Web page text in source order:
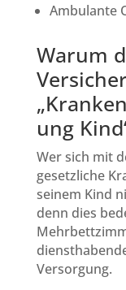
Ambulante
Warum
ung
Wer sich mit
gesetzliche
seinem Kind
denn dies
Versorgung.